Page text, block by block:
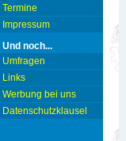
Termine
Impressum
Und noch...
Umfragen
Links
Werbung bei uns
Datenschutzklausel